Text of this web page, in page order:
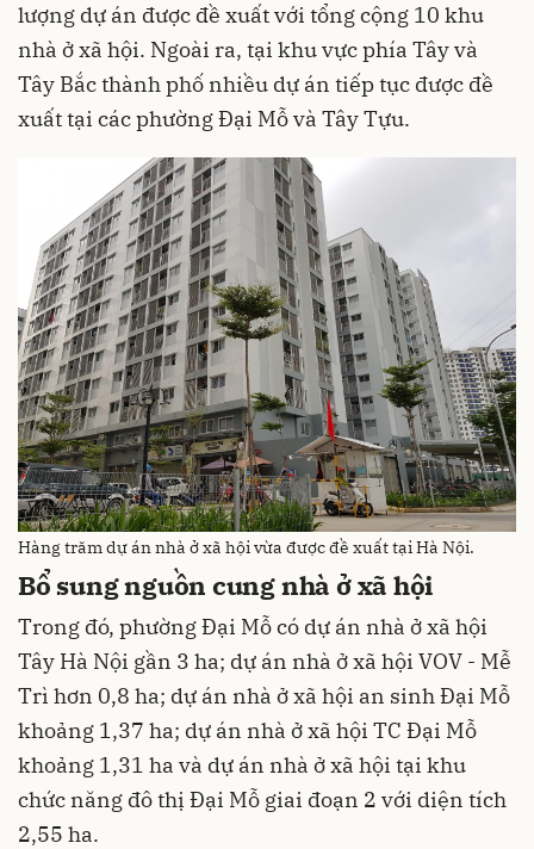
lượng dự án được đề xuất với tổng cộng 10 khu
nhà ở xã hội. Ngoài ra, tại khu vực phía Tây và
Tây Bắc thành phố nhiều dự án tiếp tục được đề
xuất tại các phường Đại Mỗ và Tây Tựu.
Hàng trăm dự án nhà ở xã hội vừa được đề xuất tại Hà Nội.
Bổ sung nguồn cung nhà ở xã hội
Trong đó, phường Đại Mỗ có dự án nhà ở xã hội
Tây Hà Nội gần 3 ha; dự án nhà ở xã hội VOV - Mễ
Trì hơn 0,8 ha; dự án nhà ở xã hội an sinh Đại Mỗ
khoảng 1,37 ha; dự án nhà ở xã hội TC Đại Mỗ
khoảng 1,31 ha và dự án nhà ở xã hội tại khu
chức năng đô thị Đại Mỗ giai đoạn 2 với diện tích
2,55 ha.